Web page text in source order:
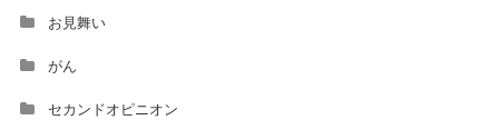
お見舞い
がん
セカンドオピニオン